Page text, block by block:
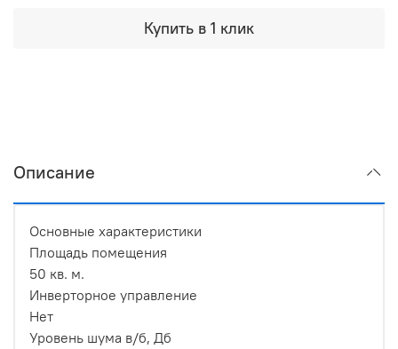
Купить в 1 клик
Описание
Основные характеристики
Площадь помещения
50 кв. м.
Инверторное управление
Нет
Уровень шума в/б, Дб